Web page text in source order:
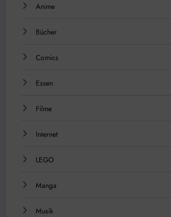
Anime
Bücher
Comics
Essen
Filme
Internet
LEGO
Manga
Musik